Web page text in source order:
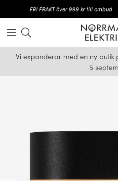
FRI FRAKT över 999 kr till ombud
Vi expanderar med en ny butik
5